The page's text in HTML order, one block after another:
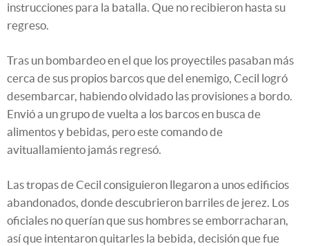
instrucciones para la batalla. Que no recibieron hasta su
regreso.
Tras un bombardeo en el que los proyectiles pasaban más
cerca de sus propios barcos que del enemigo, Cecil logró
desembarcar, habiendo olvidado las provisiones a bordo.
Envió a un grupo de vuelta a los barcos en busca de
alimentos y bebidas, pero este comando de
avituallamiento jamás regresó.
Las tropas de Cecil consiguieron llegaron a unos edificios
abandonados, donde descubrieron barriles de jerez. Los
oficiales no querían que sus hombres se emborracharan,
así que intentaron quitarles la bebida, decisión que fue